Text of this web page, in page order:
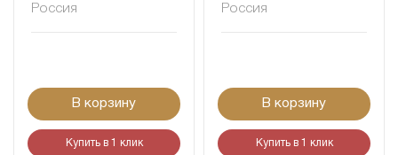
Россия
В корзину
Купить в 1 клик
Россия
В корзину
Купить в 1 клик